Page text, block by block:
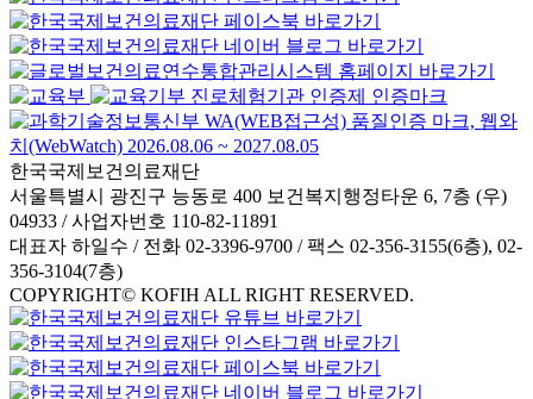
한국국제보건의료재단
서울특별시 광진구 능동로 400 보건복지행정타운 6, 7층 (우)
04933 / 사업자번호 110-82-11891
대표자 하일수 / 전화 02-3396-9700 / 팩스 02-356-3155(6층), 02-
356-3104(7층)
COPYRIGHT© KOFIH ALL RIGHT RESERVED.